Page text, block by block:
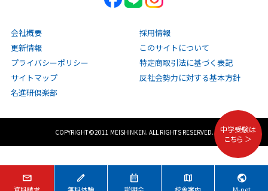
中学受験は
こちら ＞
会社概要
採用情報
更新情報
このサイトについて
プライバシーポリシー
特定商取引法に基づく表記
サイトマップ
反社会勢力に対する基本方針
名進研倶楽部
COPYRIGHT©2011 MEISHINKEN. ALL RIGHTS RESERVED.
mail edit calendar_month map public